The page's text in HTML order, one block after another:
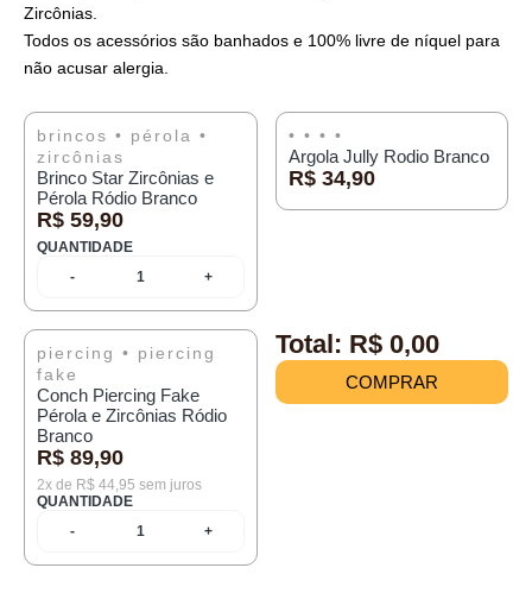
Zircônias.
Todos os acessórios são banhados e 100% livre de níquel para
não acusar alergia.
brincos • pérola •
zircônias
Brinco Star Zircônias e
Pérola Ródio Branco
R$ 59,90
QUANTIDADE
-
1 +
• • • •
Argola Jully Rodio Branco
R$ 34,90
piercing • piercing
fake
Conch Piercing Fake
Pérola e Zircônias Ródio
Branco
R$ 89,90
2x de R$ 44,95 sem juros
QUANTIDADE
-
1 +
Total: R$ 0,00
COMPRAR